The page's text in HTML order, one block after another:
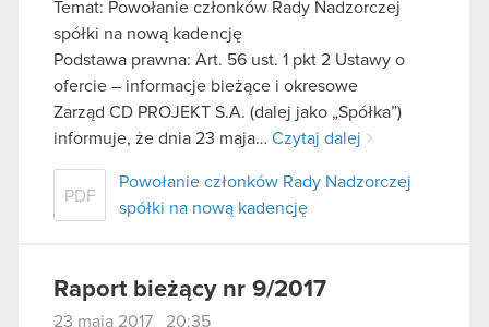
Temat: Powołanie członków Rady Nadzorczej
spółki na nową kadencję
Podstawa prawna: Art. 56 ust. 1 pkt 2 Ustawy o
ofercie – informacje bieżące i okresowe
Zarząd CD PROJEKT S.A. (dalej jako „Spółka”)
informuje, że dnia 23 maja… Czytaj dalej
PDF
Powołanie członków Rady Nadzorczej
spółki na nową kadencję
Raport bieżący nr 9/2017
23 maja 2017 20:35